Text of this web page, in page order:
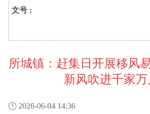
文号 :
所城镇：赶集日开展移风
新风吹进千家万
2026-06-04 14:36